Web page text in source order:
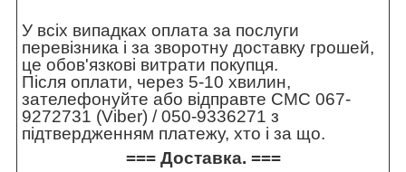
У всіх випадках оплата за послуги
перевізника і за зворотну доставку грошей,
це обов'язкові витрати покупця.
Після оплати, через 5-10 хвилин,
зателефонуйте або відправте СМС 067-
9272731 (Viber) / 050-9336271 з
підтвердженням платежу, хто і за що.
=== Доставка. ===